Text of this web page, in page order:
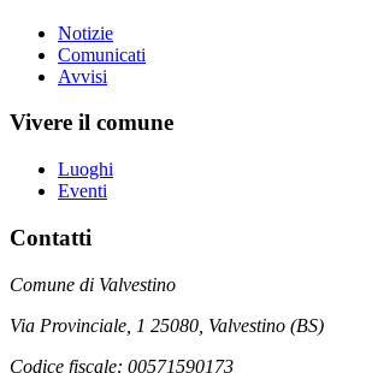
Notizie
Comunicati
Avvisi
Vivere il comune
Luoghi
Eventi
Contatti
Comune di Valvestino
Via Provinciale, 1 25080, Valvestino (BS)
Codice fiscale: 00571590173